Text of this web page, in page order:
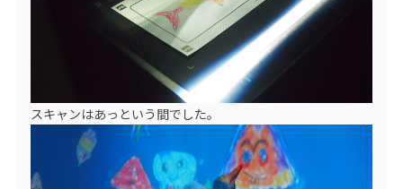
スキャンはあっという間でした。